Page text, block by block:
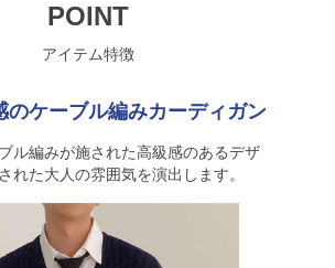
POINT
アイテム特徴
のケーブル編みカーディガン
ル編みが施された高級感のあるデザ
れた大人の雰囲気を演出します。